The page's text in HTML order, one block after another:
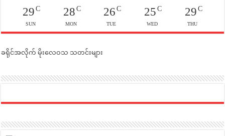
29C
SUN
28C
MON
26 C
TUE
25C
WED
29C
THU
ခရိုင်အလိုက် မိုးလေဝသ သတင်းများ